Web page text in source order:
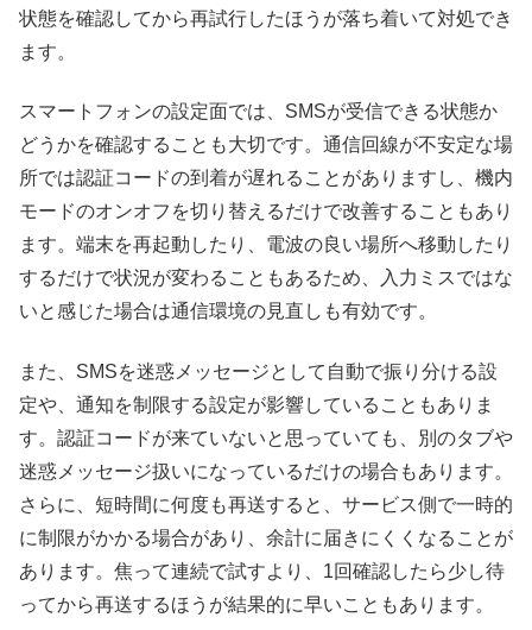
状態を確認してから再試行したほうが落ち着いて対処でき
ます。
スマートフォンの設定面では、SMSが受信できる状態か
どうかを確認することも大切です。通信回線が不安定な場
所では認証コードの到着が遅れることがありますし、機内
モードのオンオフを切り替えるだけで改善することもあり
ます。端末を再起動したり、電波の良い場所へ移動したり
するだけで状況が変わることもあるため、入力ミスではな
いと感じた場合は通信環境の見直しも有効です。
また、SMSを迷惑メッセージとして自動で振り分ける設
定や、通知を制限する設定が影響していることもありま
す。認証コードが来ていないと思っていても、別のタブや
迷惑メッセージ扱いになっているだけの場合もあります。
さらに、短時間に何度も再送すると、サービス側で一時的
に制限がかかる場合があり、余計に届きにくくなることが
あります。焦って連続で試すより、1回確認したら少し待
ってから再送するほうが結果的に早いこともあります。